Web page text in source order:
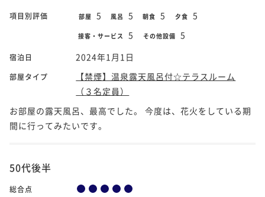
項目別評価 部屋 5 風呂 5 朝食 5 夕食 5
接客・サービス 5 その他設備 5
宿泊日 2024年1月1日
部屋タイプ
【禁煙】温泉露天風呂付☆テラスルーム
（３名定員）
お部屋の露天風呂、最高でした。 今度は、花火をしている期
間に行ってみたいです。
50代後半
総合点